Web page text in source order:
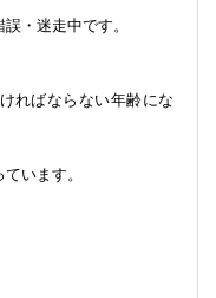
・迷走中です。
ればならない年齢にな
います。